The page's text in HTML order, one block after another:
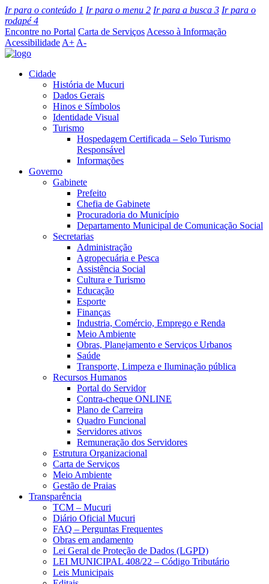
Ir para o conteúdo 1 Ir para o menu 2 Ir para a busca 3 Ir para o
rodapé4
Encontre no Portal Carta de Serviços Acesso à Informação
Acessibilidade A+ A-
Cidade
História de Mucuri
Dados Gerais
Hinos e Símbolos
Identidade Visual
Turismo
Hospedagem Certificada – Selo Turismo
Responsável
Informações
Governo
Gabinete
Prefeito
Chefia de Gabinete
Procuradoria do Município
Departamento Municipal de Comunicação Social
Secretarias
Administração
Agropecuária e Pesca
Assistência Social
Cultura e Turismo
Educação
Esporte
Finanças
Industria, Comércio, Emprego e Renda
Meio Ambiente
Obras, Planejamento e Serviços Urbanos
Saúde
Transporte, Limpeza e Iluminação pública
Recursos Humanos
Portal do Servidor
Contra-cheque ONLINE
Plano de Carreira
Quadro Funcional
Servidores ativos
Remuneração dos Servidores
Estrutura Organizacional
Carta de Serviços
Meio Ambiente
Gestão de Praias
Transparência
TCM – Mucuri
Diário Oficial Mucuri
FAQ – Perguntas Frequentes
Obras em andamento
Lei Geral de Proteção de Dados (LGPD)
LEI MUNICIPAL 408/22 – Código Tributário
Leis Municipais